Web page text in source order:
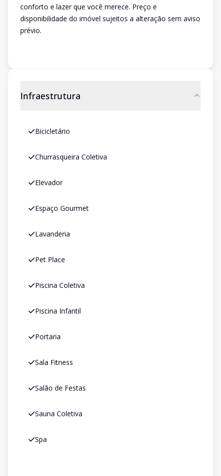
conforto e lazer que você merece. Preço e
disponibilidade do imóvel sujeitos a alteração sem aviso
prévio.
Infraestrutura
Bicicletário
Churrasqueira Coletiva
Elevador
Espaço Gourmet
Lavanderia
Pet Place
Piscina Coletiva
Piscina Infantil
Portaria
Sala Fitness
Salão de Festas
Sauna Coletiva
Spa